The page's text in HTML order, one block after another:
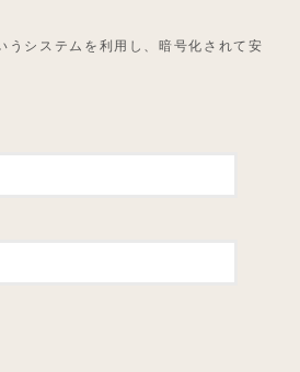
システムを利用し、暗号化されて安